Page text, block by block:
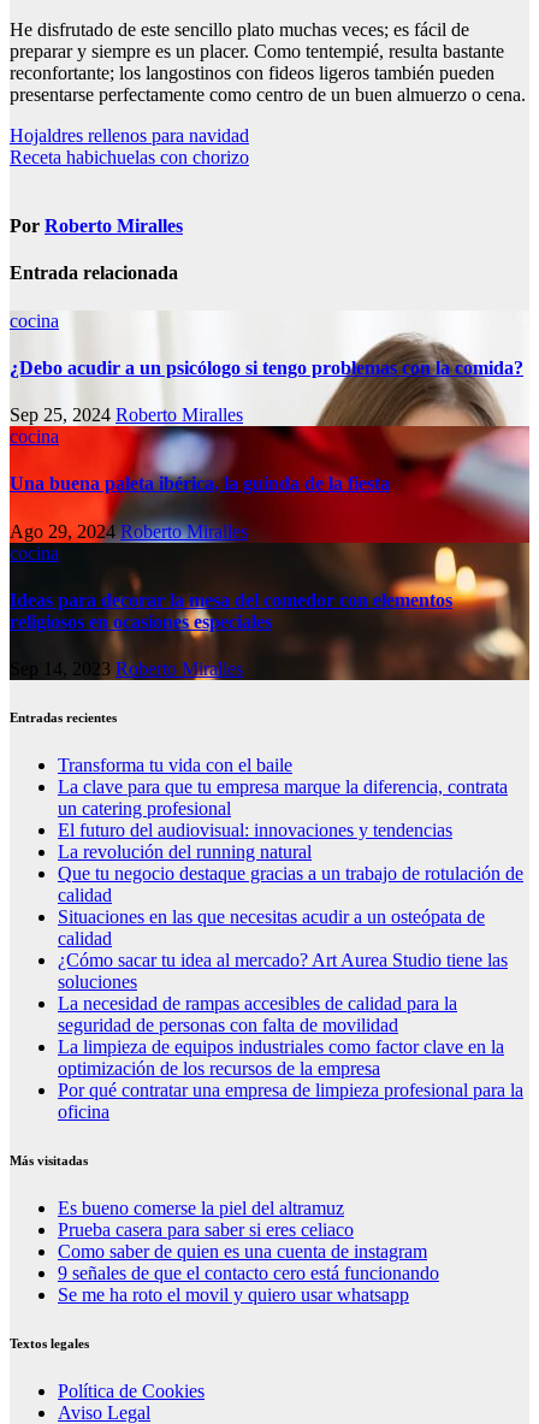
He disfrutado de este sencillo plato muchas veces; es fácil de
preparar y siempre es un placer. Como tentempié, resulta bastante
reconfortante; los langostinos con fideos ligeros también pueden
presentarse perfectamente como centro de un buen almuerzo o cena.
Navegación
de
Hojaldres rellenos para navidad
Receta habichuelas con chorizo
Por Roberto Miralles
Entrada relacionada
cocina
¿Debo acudir a un psicólogo si tengo problemas con la comida?
Sep 25, 2024 Roberto Miralles
cocina
Una buena paleta ibérica, la guinda de la fiesta
Ago 29, 2024Roberto Miralles
cocina
Ideas para decorar la mesa del comedor con elementos
religiosos en ocasiones especiales
Sep 14, 2023 Roberto Miralles
Entradas recientes
Transforma tu vida con el baile
La clave para que tu empresa marque la diferencia, contrata
un catering profesional
El futuro del audiovisual: innovaciones y tendencias
La revolución del running natural
Que tu negocio destaque gracias a un trabajo de rotulación de
calidad
Situaciones en las que necesitas acudir a un osteópata de
calidad
¿Cómo sacar tu idea al mercado? Art Aurea Studio tiene las
soluciones
La necesidad de rampas accesibles de calidad para la
seguridad de personas con falta de movilidad
La limpieza de equipos industriales como factor clave en la
optimización de los recursos de la empresa
Por qué contratar una empresa de limpieza profesional para la
oficina
Más visitadas
Es bueno comerse la piel del altramuz
Prueba casera para saber si eres celiaco
Como saber de quien es una cuenta de instagram
9 señales de que el contacto cero está funcionando
Se me ha roto el movil y quiero usar whatsapp
Textos legales
Política de Cookies
Aviso Legal